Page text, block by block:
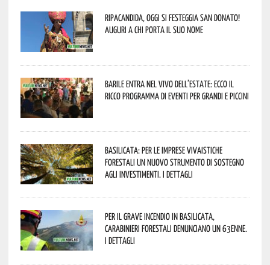
Ripacandida, oggi si festeggia San Donato!
Auguri a chi porta il suo nome
Barile entra nel vivo dell’estate: ecco il
ricco programma di eventi per grandi e piccini
Basilicata: per le imprese vivaistiche
forestali un nuovo strumento di sostegno
agli investimenti. I dettagli
Per il grave incendio in Basilicata,
Carabinieri forestali denunciano un 63enne.
I dettagli